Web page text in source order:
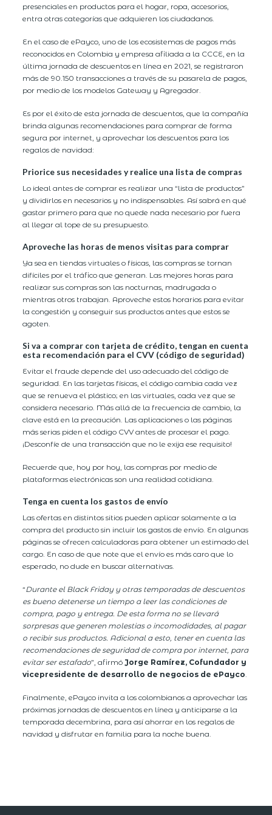
presenciales en productos para el hogar, ropa, accesorios,
entra otras categorías que adquieren los ciudadanos.
En el caso de ePayco, uno de los ecosistemas de pagos más
reconocidos en Colombia y empresa afiliada a la CCCE, en la
última jornada de descuentos en línea en 2021, se registraron
más de 90.150 transacciones a través de su pasarela de pagos,
por medio de los modelos Gateway y Agregador.
Es por el éxito de esta jornada de descuentos, que la compañía
brinda algunas recomendaciones para comprar de forma
segura por internet, y aprovechar los descuentos para los
regalos de navidad:
Priorice sus necesidades y realice una lista de compras
Lo ideal antes de comprar es realizar una “lista de productos”
y dividirlos en necesarios y no indispensables. Así sabrá en qué
gastar primero para que no quede nada necesario por fuera
al llegar al tope de su presupuesto.
Aproveche las horas de menos visitas para comprar
Ya sea en tiendas virtuales o físicas, las compras se tornan
difíciles por el tráfico que generan. Las mejores horas para
realizar sus compras son las nocturnas, madrugada o
mientras otros trabajan. Aproveche estos horarios para evitar
la congestión y conseguir sus productos antes que estos se
agoten.
Si va a comprar con tarjeta de crédito, tengan en cuenta
esta recomendación para el CVV (código de seguridad)
Evitar el fraude depende del uso adecuado del código de
seguridad. En las tarjetas físicas, el código cambia cada vez
que se renueva el plástico; en las virtuales, cada vez que se
considera necesario. Más allá de la frecuencia de cambio, la
clave está en la precaución. Las aplicaciones o las páginas
más serias piden el código CVV antes de procesar el pago.
¡Desconfíe de una transacción que no le exija ese requisito!
Recuerde que, hoy por hoy, las compras por medio de
plataformas electrónicas son una realidad cotidiana.
Tenga en cuenta los gastos de envío
Las ofertas en distintos sitios pueden aplicar solamente a la
compra del producto sin incluir los gastos de envío. En algunas
páginas se ofrecen calculadoras para obtener un estimado del
cargo. En caso de que note que el envío es más caro que lo
esperado, no dude en buscar alternativas.
“Durante el Black Friday y otras temporadas de descuentos
es bueno detenerse un tiempo a leer las condiciones de
compra, pago y entrega. De esta forma no se llevará
sorpresas que generen molestias o incomodidades, al pagar
o recibir sus productos. Adicional a esto, tener en cuenta las
recomendaciones de seguridad de compra por internet, para
evitar ser estafado”, afirmóJorge Ramírez, Cofundador y
vicepresidente de desarrollo de negocios de ePayco.
Finalmente, ePayco invita a los colombianos a aprovechar las
próximas jornadas de descuentos en línea y anticiparse a la
temporada decembrina, para así ahorrar en los regalos de
navidad y disfrutar en familia para la noche buena.